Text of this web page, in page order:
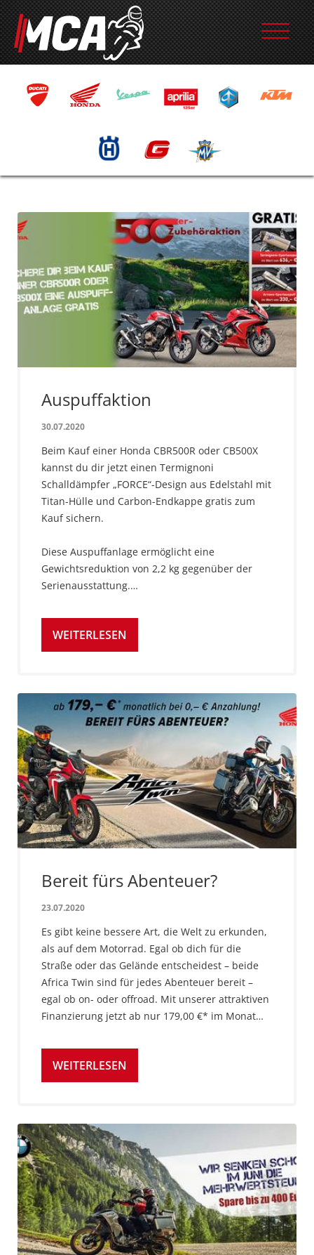
Auspuffaktion
30.07.2020
Beim Kauf einer Honda CBR500R oder CB500X
kannst du dir jetzt einen Termignoni
Schalldämpfer „FORCE“-Design aus Edelstahl mit
Titan-Hülle und Carbon-Endkappe gratis zum
Kauf sichern.
Diese Auspuffanlage ermöglicht eine
Gewichtsreduktion von 2,2 kg gegenüber der
Serienausstattung.…
WEITERLESEN
Bereit fürs Abenteuer?
23.07.2020
Es gibt keine bessere Art, die Welt zu erkunden,
als auf dem Motorrad. Egal ob dich für die
Straße oder das Gelände entscheidest – beide
Africa Twin sind für jedes Abenteuer bereit –
egal ob on- oder offroad. Mit unserer attraktiven
Finanzierung jetzt ab nur 179,00 €* im Monat…
WEITERLESEN